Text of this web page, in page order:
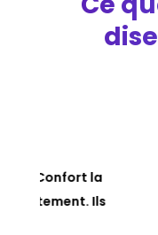
Les
nouvelle